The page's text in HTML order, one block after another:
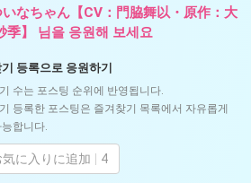
いなちゃん【CV：門脇舞以・原作：大
季】 님을 응원해 보세요
등록으로 응원하기
수는 포스팅 순위에 반영됩니다.
등록한 포스팅은 즐겨찾기 목록에서 자유롭게
합니다.
気に入りに追加 4